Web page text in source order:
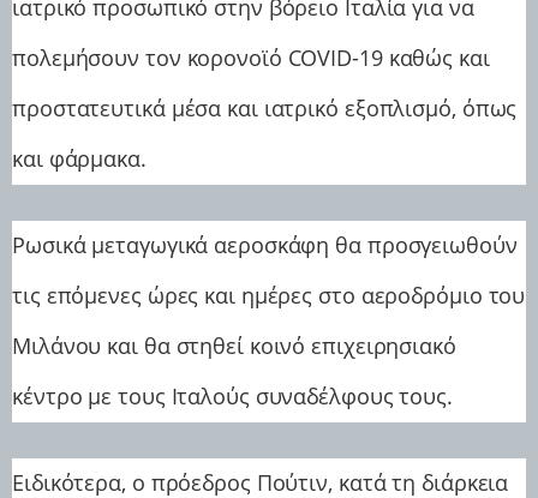
ιατρικό προσωπικό στην βόρειο Ιταλία για να
πολεμήσουν τον κορονοϊό COVID-19 καθώς και
προστατευτικά μέσα και ιατρικό εξοπλισμό, όπως
και φάρμακα.
Ρωσικά μεταγωγικά αεροσκάφη θα προσγειωθούν
τις επόμενες ώρες και ημέρες στο αεροδρόμιο του
Μιλάνου και θα στηθεί κοινό επιχειρησιακό
κέντρο με τους Ιταλούς συναδέλφους τους.
Ειδικότερα, ο πρόεδρος Πούτιν, κατά τη διάρκεια